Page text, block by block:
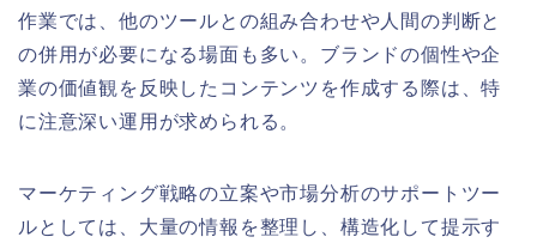
作業では、他のツールとの組み合わせや人間の判断と
の併用が必要になる場面も多い。ブランドの個性や企
業の価値観を反映したコンテンツを作成する際は、特
に注意深い運用が求められる。
マーケティング戦略の立案や市場分析のサポートツー
ルとしては、大量の情報を整理し、構造化して提示す